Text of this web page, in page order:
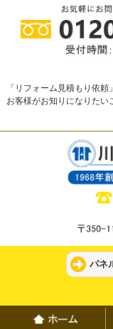
「リフォーム見積もり依
お客様がお知りになりたい
パネ